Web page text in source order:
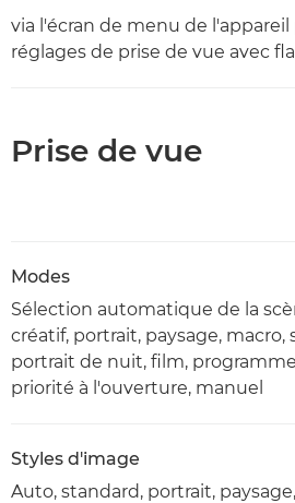
via l'écran de menu de l'appareil
réglages de prise de vue avec
Prise de vue
Modes
Sélection automatique de la
créatif, portrait, paysage, macro,
portrait de nuit, film,
priorité à l'ouverture, manuel
Styles d'image
Auto, standard, portrait,